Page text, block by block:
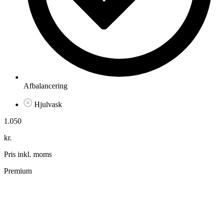
Afbalancering
Hjulvask
1.050
kr.
Pris inkl. moms
Premium